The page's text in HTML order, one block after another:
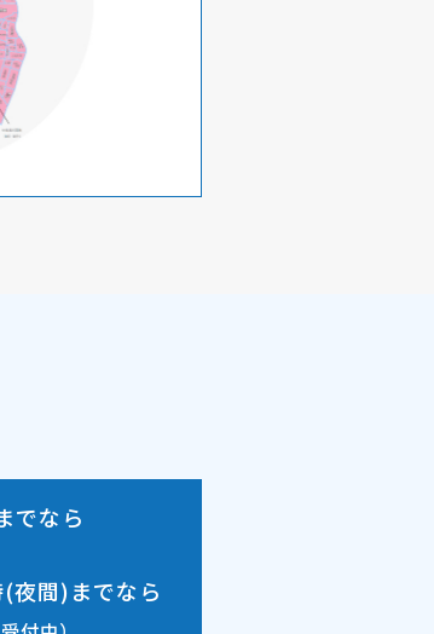
でなら
夜間)までなら